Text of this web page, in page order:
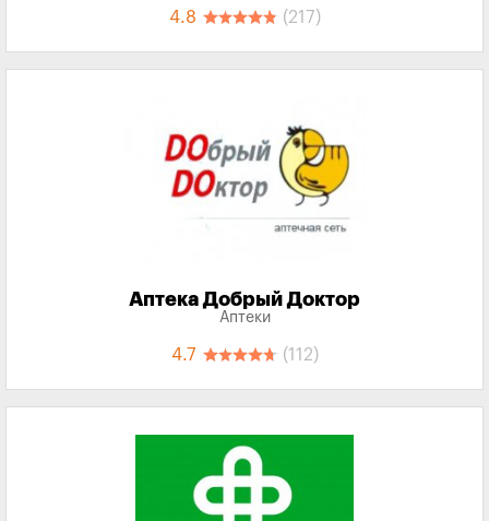
4.8 (217)
Аптека Добрый Доктор
Аптеки
4.7 (112)